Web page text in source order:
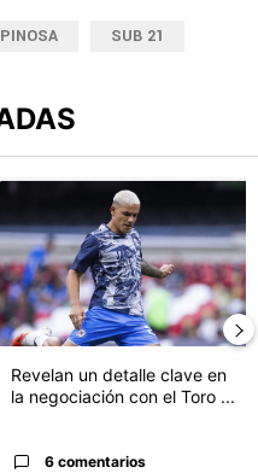
SUB 21
"Jürgen Damm cuestionó
Un artículo de tendencia con
Revelan un detalle clave en
la negociación con el Toro ...
6 comentarios